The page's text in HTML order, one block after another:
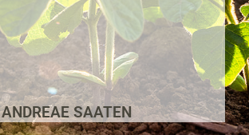
ANDREAE SAATEN